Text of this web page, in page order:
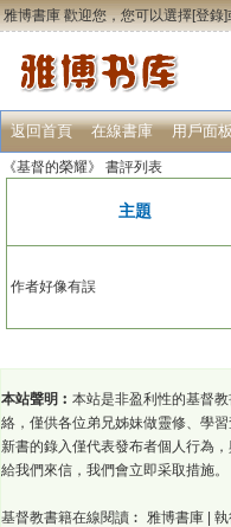
雅博書庫 歡迎您，您可以選擇[登錄]
返回首頁 在線書庫 用戶面
《基督的榮耀》 書評列表
主題
作者好像有誤
本站聲明︰ 本站是非盈利性的基督
絡，僅供各位弟兄姊妹做靈修、學
新書的錄入僅代表發布者個人行為
給我們來信，我們會立即采取措施。
基督教書籍在線閱讀︰ 雅博書庫 |